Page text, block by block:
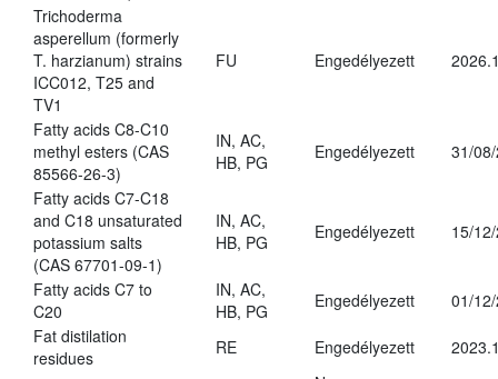
Trichoderma
asperellum (formerly
T. harzianum) strains
ICC012, T25 and
TV1
FU Engedélyezett
Fatty acids C8-C10
methyl esters (CAS
85566-26-3)
IN, AC,
HB, PG
Engedélyezett 31/
Fatty acids C7-C18
and C18 unsaturated
potassium salts
(CAS 67701-09-1)
IN, AC,
HB, PG
Engedélyezett 15/
Fatty acids C7 to
C20
IN, AC,
HB, PG
Engedélyezett
01/
Fat distilation
residues
RE Engedélyezett